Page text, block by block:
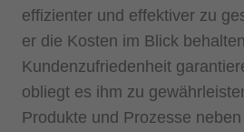
effizienter und effektiver zu
er die Kosten im Blick
Kundenzufriedenheit
obliegt es ihm zu
Produkte und Prozesse